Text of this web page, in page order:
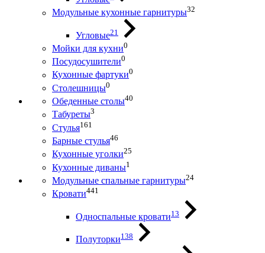
Модульные кухонные гарнитуры32
Угловые21
Мойки для кухни0
Посудосушители0
Кухонные фартуки0
Столешницы0
Обеденные столы40
Табуреты3
Стулья161
Барные стулья46
Кухонные уголки25
Кухонные диваны1
Модульные спальные гарнитуры24
Кровати441
Односпальные кровати13
Полуторки138